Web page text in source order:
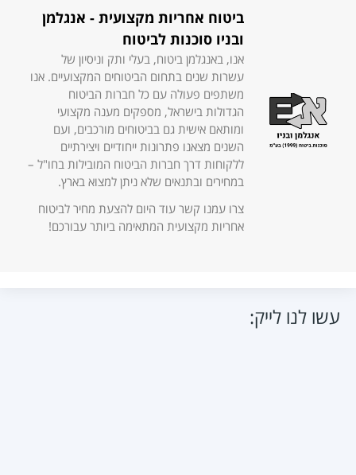
ביטוח אחריות מקצועית - אנגלמן
ובניו סוכנות לביטוח
אנו, באנגלמן ביטוח, בעלי ותק וניסיון של
עשרות שנים בתחום הביטוחים המקצועיים. אנו
משתפים פעולה עם כל חברות הביטוח
הגדולות בישראל, מספקים מענה מקצועי
ומותאם אישית גם בביטוחים מורכבים, ועם
השנים מצאנו פתרונות ייחודיים ויצירתיים
ללקוחות דרך חברות הביטוח המובילות בחו"ל –
במחירים ובתנאים שלא ניתן למצוא בארץ.
צרו עמנו קשר עוד היום להצעת מחיר לביטוח
אחריות מקצועית המתאימה ביותר עבורכם!
עשו לנו לייק: